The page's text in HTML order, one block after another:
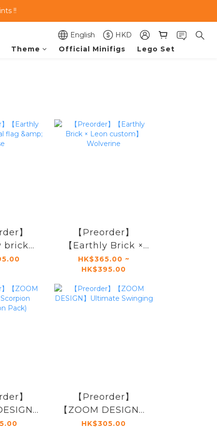
!!
English
HKD
Theme Official Minifigs Lego Set
】
brick】
flag &
【Preorder】
【Earthly Brick ×
Leon custom】
Wolverine
HK$365.00 ~
HK$395.00
】
】
【Preorder】
【ZOOM DESIGN】
Ultimate Swinging
HK$305.00